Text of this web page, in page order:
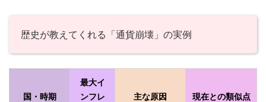
歴史が教えてくれる「通貨崩壊」の実例
国・時期
最大イ
ンフレ
主な原因 現在との類似点